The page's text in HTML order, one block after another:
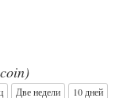
Две недели
10 дней